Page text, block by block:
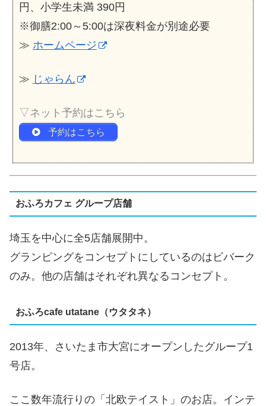
円、小学生未満 390円
※御膳2:00～5:00は深夜料金が別途必要
≫ ホームページ
≫ じゃらん
▽ネット予約はこちら
予約はこちら
おふろカフェ グループ店舗
埼玉を中心に全5店舗展開中。
グランピングをコンセプトにしているのはビバーク
のみ。他の店舗はそれぞれ異なるコンセプト。
おふろcafe utatane（ウタタネ）
2013年、さいたま市大宮にオープンしたグループ1
号店。
ここ数年流行りの「北欧テイスト」のお店。インテ